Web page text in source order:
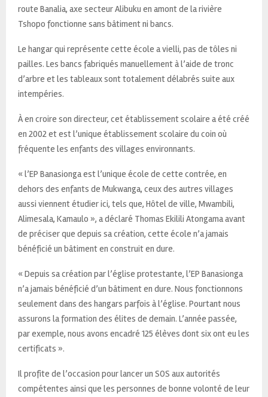
route Banalia, axe secteur Alibuku en amont de la rivière
Tshopo fonctionne sans bâtiment ni bancs.
Le hangar qui représente cette école a vielli, pas de tôles ni
pailles. Les bancs fabriqués manuellement à l’aide de tronc
d’arbre et les tableaux sont totalement délabrés suite aux
intempéries.
À en croire son directeur, cet établissement scolaire a été créé
en 2002 et est l’unique établissement scolaire du coin où
fréquente les enfants des villages environnants.
« l’EP Banasionga est l’unique école de cette contrée, en
dehors des enfants de Mukwanga, ceux des autres villages
aussi viennent étudier ici, tels que, Hôtel de ville, Mwambili,
Alimesala, Kamaulo », a déclaré Thomas Ekilili Atongama avant
de préciser que depuis sa création, cette école n’a jamais
bénéficié un bâtiment en construit en dure.
« Depuis sa création par l’église protestante, l’EP Banasionga
n’a jamais bénéficié d’un bâtiment en dure. Nous fonctionnons
seulement dans des hangars parfois à l’église. Pourtant nous
assurons la formation des élites de demain. L’année passée,
par exemple, nous avons encadré 125 élèves dont six ont eu les
certificats ».
Il profite de l’occasion pour lancer un SOS aux autorités
compétentes ainsi que les personnes de bonne volonté de leur